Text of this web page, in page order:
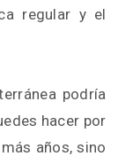
regular y el
podría
hacer por
años, sino